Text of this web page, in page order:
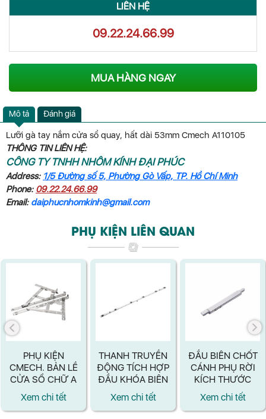
LIÊN HỆ
09.22.24.66.99
MUA HÀNG NGAY
Mô tả Đánh giá
Lưỡi gà tay nắm cửa sổ quay, hất dài 53mm Cmech A110105
THÔNG TIN LIÊN HỆ:
CÔNG TY TNHH NHÔM KÍNH ĐẠI PHÚC
Address: 1/5 Đường số 5, Phường Gò Vấp, TP. Hồ Chí Minh
Phone: 09.22.24.66.99
Email: daiphucnhomkinh@gmail.com
PHỤ KIỆN LIÊN QUAN
PHỤ KIỆN
CMECH. BẢN LỀ
CỬA SỔ CHỮ A
60KG
Xem chi tết
THANH TRUYỀN
ĐỘNG TÍCH HỢP
ĐẦU KHÓA BIÊN​
CMECH CMECH
A020050
Xem chi tết
ĐẦU BIÊN CHỐT
CÁNH PHỤ RỜI
KÍCH THƯỚC
90×19.6 MM
CMECH
A070003
Xem chi tết